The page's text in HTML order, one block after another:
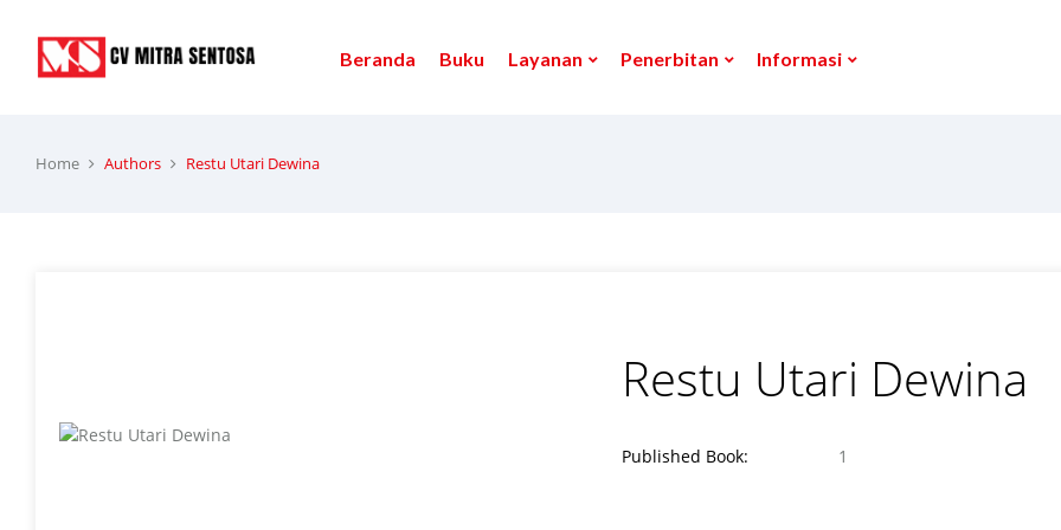
Beranda Buku Layanan Penerbitan Informasi
Home Authors Restu Utari Dewina
Restu Utari Dewina
Published Book: 1